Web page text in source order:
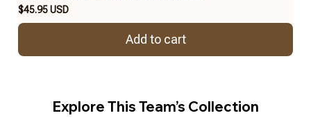
$45.95 USD
Add to cart
Explore This Team’s Collection